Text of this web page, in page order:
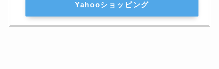
Yahooショッピング